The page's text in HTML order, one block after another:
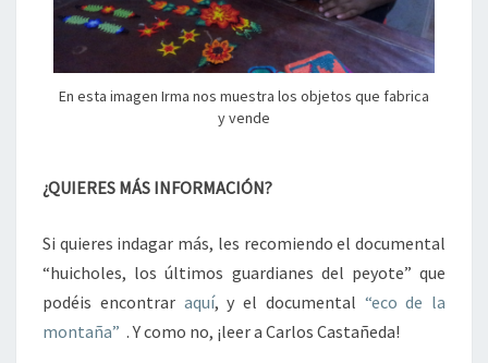
En esta imagen Irma nos muestra los objetos que fabrica
y vende
¿QUIERES MÁS INFORMACIÓN?
Si quieres indagar más, les recomiendo el documental
“huicholes, los últimos guardianes del peyote” que
podéis encontrar aquí, y el documental “eco de la
montaña” . Y como no, ¡leer a Carlos Castañeda!